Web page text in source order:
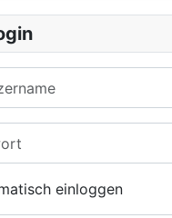
einloggen